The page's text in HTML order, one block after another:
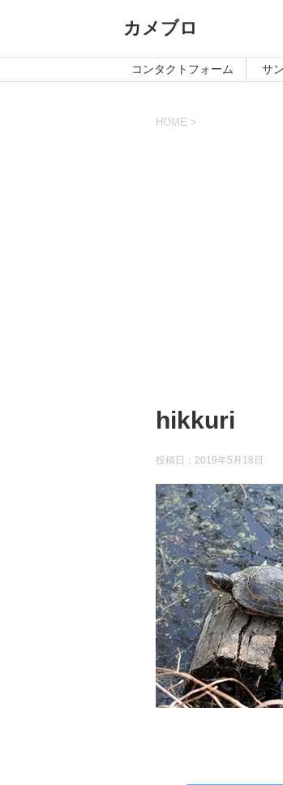
カメブロ
コンタクトフォーム サ
HOME >
hikkuri
投稿日： 2019年5月18日